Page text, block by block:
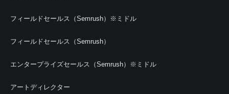
フィールドセールス（Semrush）※ミドル
フィールドセールス（Semrush）
エンタープライズセールス（Semrush）※ミドル
アートディレクター